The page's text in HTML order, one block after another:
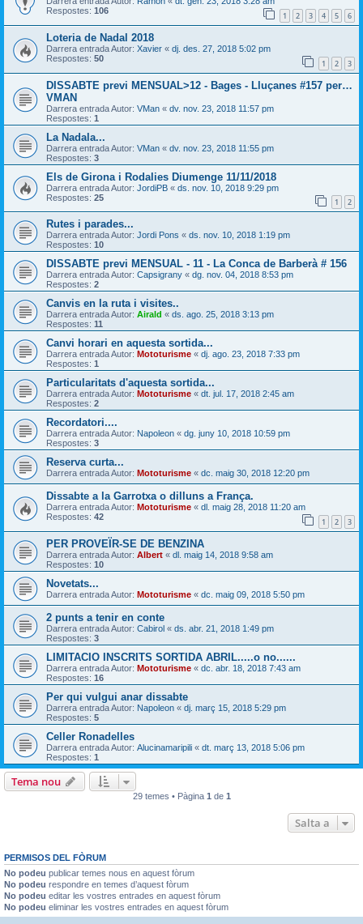
Respostes: 106 1 2 3 4 5 6
Loteria de Nadal 2018
Darrera entrada Autor: Xavier « dj. des. 27, 2018 5:02 pm
Respostes: 50 1 2 3
DISSABTE previ MENSUAL>12 - Bages - Lluçanes #157 per…
VMAN
Darrera entrada Autor: VMan « dv. nov. 23, 2018 11:57 pm
Respostes: 1
La Nadala...
Darrera entrada Autor: VMan « dv. nov. 23, 2018 11:55 pm
Respostes: 3
Els de Girona i Rodalies Diumenge 11/11/2018
Darrera entrada Autor: JordiPB « ds. nov. 10, 2018 9:29 pm
Respostes: 25 1 2
Rutes i parades...
Darrera entrada Autor: Jordi Pons « ds. nov. 10, 2018 1:19 pm
Respostes: 10
DISSABTE previ MENSUAL - 11 - La Conca de Barberà # 156
Darrera entrada Autor: Capsigrany « dg. nov. 04, 2018 8:53 pm
Respostes: 2
Canvis en la ruta i visites..
Darrera entrada Autor: Airald « ds. ago. 25, 2018 3:13 pm
Respostes: 11
Canvi horari en aquesta sortida...
Darrera entrada Autor: Mototurisme « dj. ago. 23, 2018 7:33 pm
Respostes: 1
Particularitats d'aquesta sortida...
Darrera entrada Autor: Mototurisme « dt. jul. 17, 2018 2:45 am
Respostes: 2
Recordatori....
Darrera entrada Autor: Napoleon « dg. juny 10, 2018 10:59 pm
Respostes: 3
Reserva curta...
Darrera entrada Autor: Mototurisme « dc. maig 30, 2018 12:20 pm
Dissabte a la Garrotxa o dilluns a França.
Darrera entrada Autor: Mototurisme « dl. maig 28, 2018 11:20 am
Respostes: 42 1 2 3
PER PROVEÏR-SE DE BENZINA
Darrera entrada Autor: Albert « dl. maig 14, 2018 9:58 am
Respostes: 10
Novetats...
Darrera entrada Autor: Mototurisme « dc. maig 09, 2018 5:50 pm
2 punts a tenir en conte
Darrera entrada Autor: Cabirol « ds. abr. 21, 2018 1:49 pm
Respostes: 3
LIMITACIO INSCRITS SORTIDA ABRIL.....o no......
Darrera entrada Autor: Mototurisme « dc. abr. 18, 2018 7:43 am
Respostes: 16
Per qui vulgui anar dissabte
Darrera entrada Autor: Napoleon « dj. març 15, 2018 5:29 pm
Respostes: 5
Celler Ronadelles
Darrera entrada Autor: Alucinamaripili « dt. març 13, 2018 5:06 pm
Respostes: 1
Tema nou
29 temes • Pàgina 1 de 1
Salta a
PERMISOS DEL FÒRUM
No podeu publicar temes nous en aquest fòrum
No podeu respondre en temes d’aquest fòrum
No podeu editar les vostres entrades en aquest fòrum
No podeu eliminar les vostres entrades en aquest fòrum